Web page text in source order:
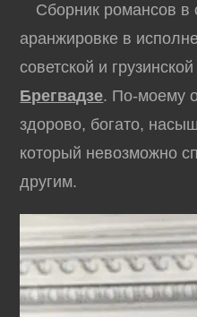
Сборник романсов в
аранжировке в
советской и
Брегвадзе. По-моему
здорово, богато,
который невозможно
другим.